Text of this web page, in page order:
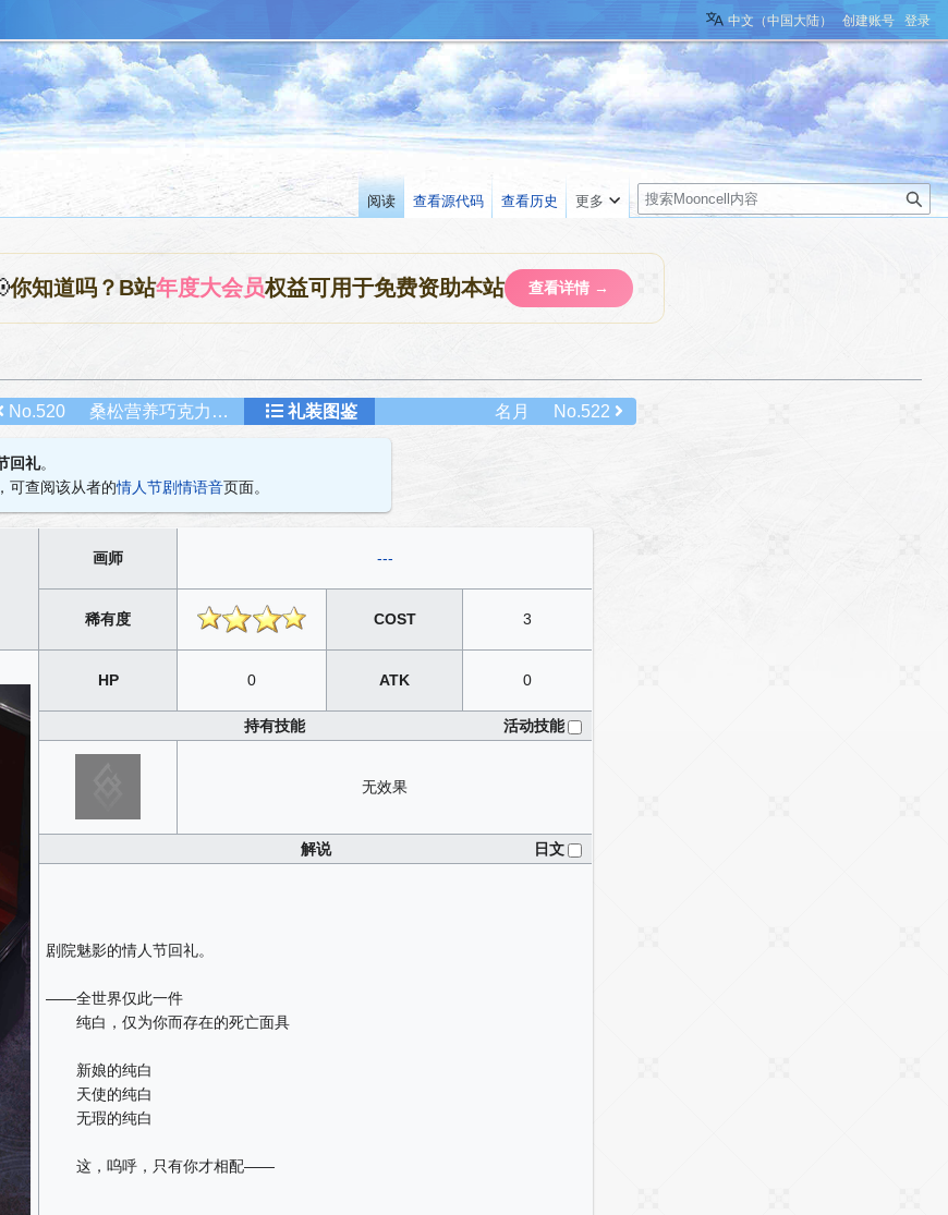
你知道吗？B站年度大会员权益可用于免费资助本站 查看详情 →
礼装图鉴
No.520 桑松营养巧克力饮料 No.522
名月
回礼。
可查阅该从者的情人节剧情语音页面。
画师 ---
稀有度 COST 3
HP
0 ATK 0
持有技能 活动技能
无效果
解说 日文
剧院魅影的情人节回礼。
——全世界仅此一件
纯白，仅为你而存在的死亡面具
新娘的纯白
天使的纯白
无瑕的纯白
这，呜呼，只有你才相配——
中文（中国大陆） 创建账号 登录
阅读 查看源代码 查看历史 更多
搜
索